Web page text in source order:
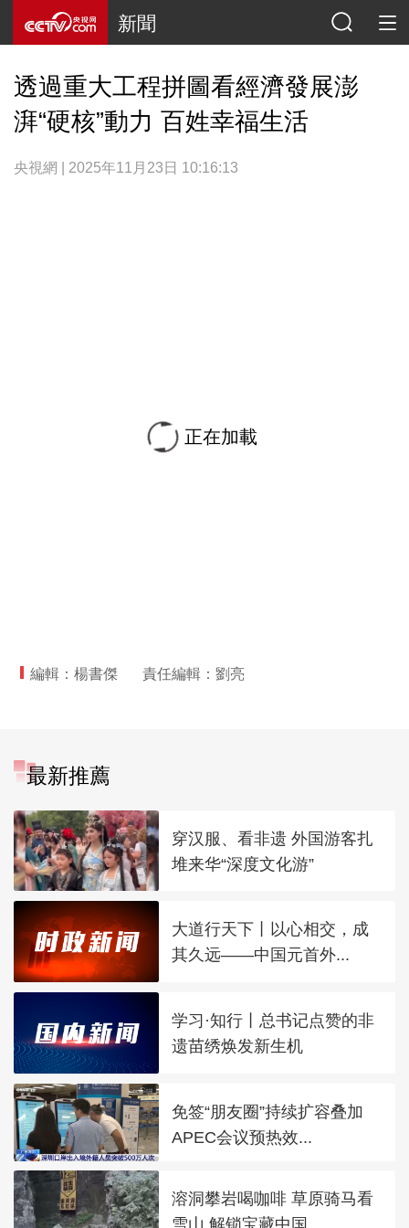
新聞
透過重大工程拼圖看經濟發展澎
湃“硬核”動力 百姓幸福生活
央視網 | 2025年11月23日 10:16:13
正在加載
編輯：楊書傑 責任編輯：劉亮
最新推薦
穿汉服、看非遗 外国游客扎
堆来华“深度文化游”
大道行天下丨以心相交，成
其久远——中国元首外...
学习·知行丨总书记点赞的非
遗苗绣焕发新生机
免签“朋友圈”持续扩容叠加
APEC会议预热效...
溶洞攀岩喝咖啡 草原骑马看